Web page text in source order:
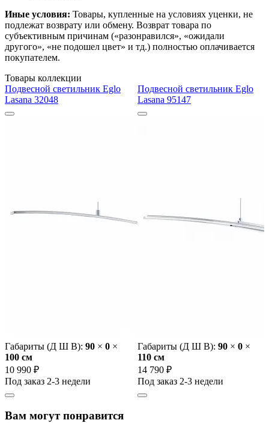
Иные условия: Товары, купленные на условиях уценки, не
подлежат возврату или обмену. Возврат товара по
субъективным причинам («разонравился», «ожидали
другого», «не подошел цвет» и тд.) полностью оплачивается
покупателем.
Товары коллекции
Подвесной светильник Eglo
Lasana 32048
Габариты (Д Ш В): 90 × 0 ×
100 cм
10 990 ₽
Под заказ 2-3 недели
Подвесной светильник Eglo
Lasana 95147
Габариты (Д Ш В): 90 × 0 ×
110 cм
14 790 ₽
Под заказ 2-3 недели
Вам могут понравится